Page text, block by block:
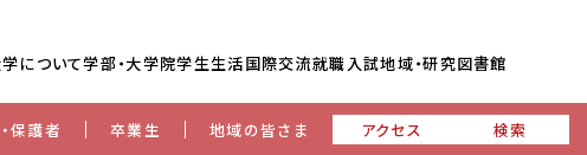
について学部・大学院学生生活国際交流就職入試地域・研究図書館
保護者 卒業生 地域の皆さま アクセス 検索